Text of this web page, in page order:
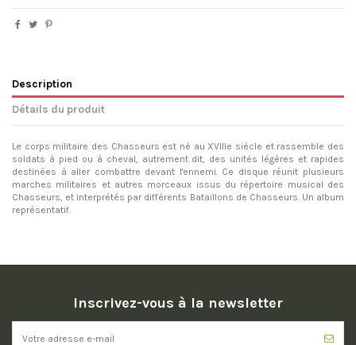
Description
Détails du produit
Le corps militaire des Chasseurs est né au XVIIIe siècle et rassemble des
soldats à pied ou à cheval, autrement dit, des unités légères et rapides
destinées à aller combattre devant l'ennemi. Ce disque réunit plusieurs
marches militaires et autres morceaux issus du répertoire musical des
Chasseurs, et interprétés par différents Bataillons de Chasseurs. Un album
représentatif.
Inscrivez-vous à la newsletter